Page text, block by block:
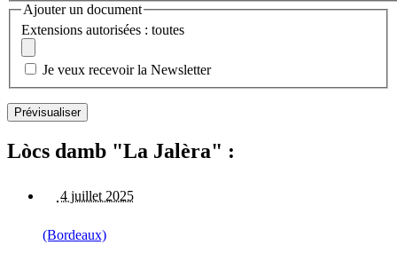
Ajouter un document
Extensions autorisées : toutes
Je veux recevoir la Newsletter
Lòcs damb "La Jalèra" :
4 juillet 2025
(Bordeaux)